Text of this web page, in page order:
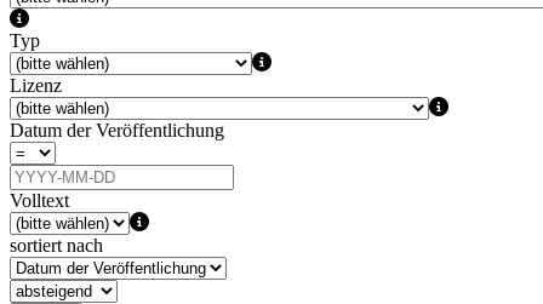
Typ
Lizenz
Datum der Veröffentlichung
Volltext
sortiert nach